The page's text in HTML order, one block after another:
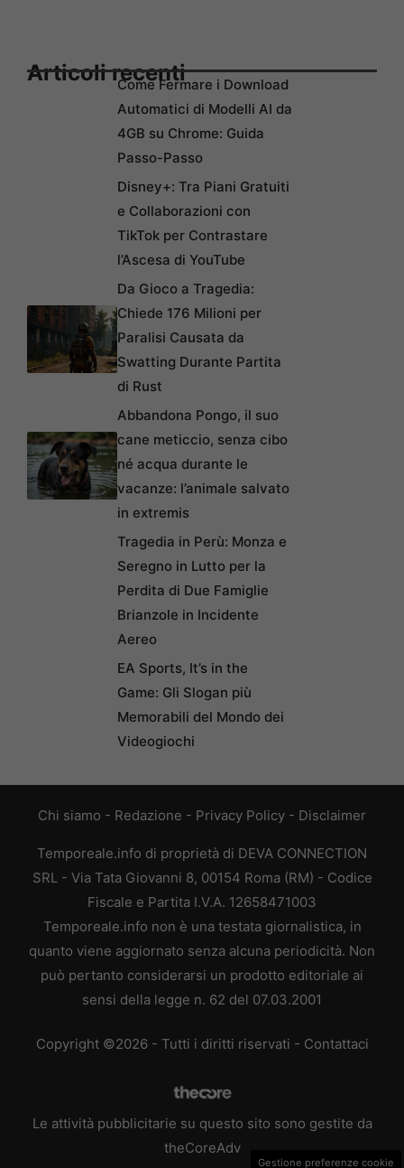
Articoli recentiCome Fermare i Download
Automatici di Modelli AI da
4GB su Chrome: Guida
Passo-Passo
Disney+: Tra Piani Gratuiti
e Collaborazioni con
TikTok per Contrastare
l’Ascesa di YouTube
Da Gioco a Tragedia:
Chiede 176 Milioni per
Paralisi Causata da
Swatting Durante Partita
di Rust
Abbandona Pongo, il suo
cane meticcio, senza cibo
né acqua durante le
vacanze: l’animale salvato
in extremis
Tragedia in Perù: Monza e
Seregno in Lutto per la
Perdita di Due Famiglie
Brianzole in Incidente
Aereo
EA Sports, It’s in the
Game: Gli Slogan più
Memorabili del Mondo dei
Videogiochi
Chi siamo - Redazione - Privacy Policy - Disclaimer
Temporeale.info di proprietà di DEVA CONNECTION
SRL - Via Tata Giovanni 8, 00154 Roma (RM) - Codice
Fiscale e Partita I.V.A. 12658471003
Temporeale.info non è una testata giornalistica, in
quanto viene aggiornato senza alcuna periodicità. Non
può pertanto considerarsi un prodotto editoriale ai
sensi della legge n. 62 del 07.03.2001
Copyright ©2026 - Tutti i diritti riservati - Contattaci
Le attività pubblicitarie su questo sito sono gestite da
theCoreAdv
Gestione preferenze cookie